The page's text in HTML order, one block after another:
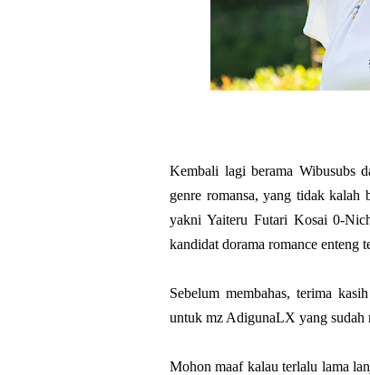
Kembali lagi berama Wibusubs
genre romansa, yang tidak kalah
yakni Yaiteru Futari Kosai 0-
kandidat dorama romance enteng
Sebelum membahas, terima
untuk mz AdigunaLX yang sudah
Mohon maaf kalau terlalu lama